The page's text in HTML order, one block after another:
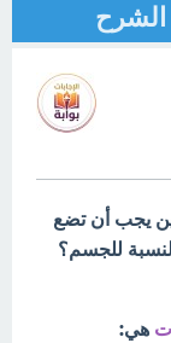
الشرح
يجب أن تضع
للجسم؟
هي: